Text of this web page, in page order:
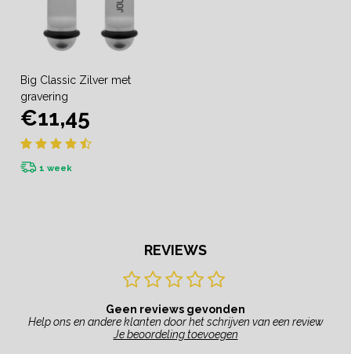
Big Classic Zilver met
gravering
€11,45
1 week
REVIEWS
Geen reviews gevonden
Help ons en andere klanten door het schrijven van een review
Je beoordeling toevoegen